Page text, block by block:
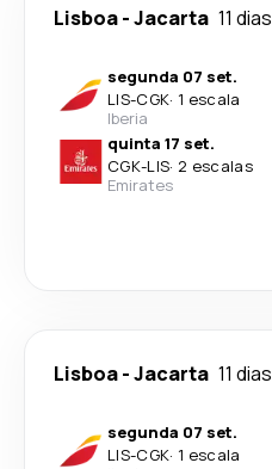
Lisboa-Jacarta 11 dias
segunda 07 set.
LIS-CGK· 1 escala
Iberia
quinta 17 set.
CGK-LIS· 2 escalas
Emirates
Lisboa-Jacarta 11 dias
segunda 07 set.
LIS-CGK· 1 escala